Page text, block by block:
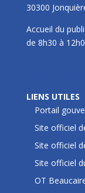
30300
Accueil du
de 8h30 à
LIENS UTILES
Portail
Site officiel
Site officiel
Site officiel
OT